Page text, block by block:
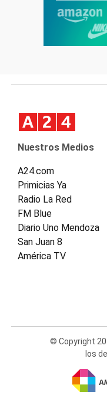
Nuestros Medios
A24.com
Primicias Ya
Radio La Red
FM Blue
Diario Uno Mendoza
San Juan 8
América TV
© Copyright
los